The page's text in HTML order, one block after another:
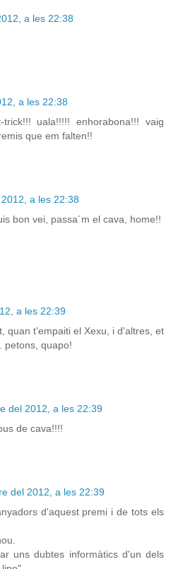
a les 22:38
a les 22:38
uala!!!!! enhorabona!!! vaig
que em falten!!
a les 22:38
bon vei, passa´m el cava, home!!
a les 22:39
quan t'empaiti el Xexu, i d'altres, et
petons, quapo!
del 2012, a les 22:39
de cava!!!!
del 2012, a les 22:39
d'aquest premi i de tots els
uns dubtes informàtics d'un dels